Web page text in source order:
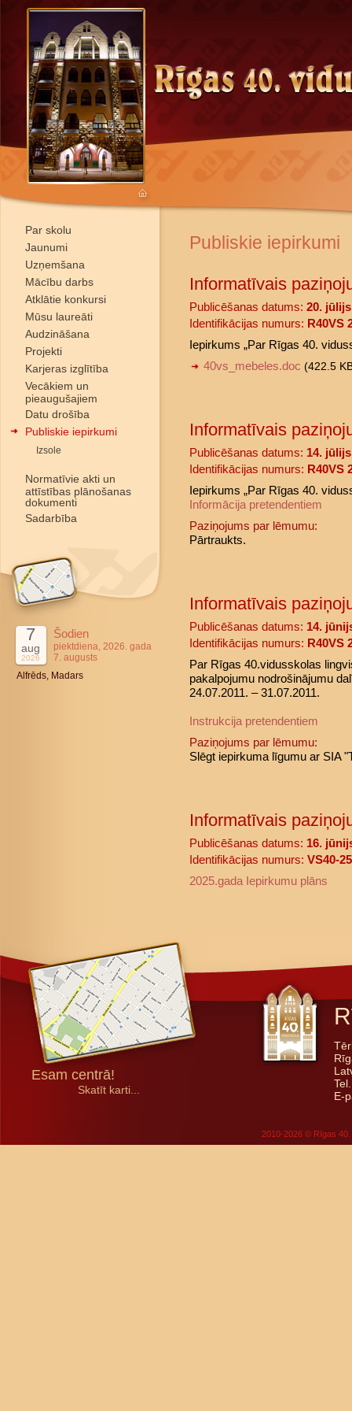
Par skolu
Jaunumi
Uzņemšana
Mācību darbs
Atklātie konkursi
Mūsu laureāti
Audzināšana
Projekti
Karjeras izglītība
Vecākiem un
pieaugušajiem
Datu drošība
Publiskie iepirkumi
Izsole
Normatīvie akti un
attīstības plānošanas
dokumenti
Sadarbība
7
aug
2026
Šodien
piektdiena, 2026. gada
7. augusts
Alfrēds, Madars
Publiskie iepirkumi
Informatīvais
Publicēšanas datums: 20. jūlijs
Identifikācijas numurs: R40VS
Iepirkums „Par Rīgas 40.
40vs_mebeles.doc (422.5
Informatīvais
Publicēšanas datums: 14.
Identifikācijas numurs: R40VS
Iepirkums „Par Rīgas 40.
Informācija pretendentiem
Paziņojums par lēmumu:
Pārtraukts.
Informatīvais
Publicēšanas datums: 14.
Identifikācijas numurs: R40VS
Par Rīgas 40.vidusskolas
pakalpojumu nodrošinājumu
24.07.2011. – 31.07.2011.
Instrukcija pretendentiem
Paziņojums par lēmumu:
Slēgt iepirkuma līgumu ar SIA
Informatīvais
Publicēšanas datums: 16.
Identifikācijas numurs: VS40-
2025.gada Iepirkumu plāns
Esam centrā!
Skatīt karti...
E-
2010-2026 © Rīgas